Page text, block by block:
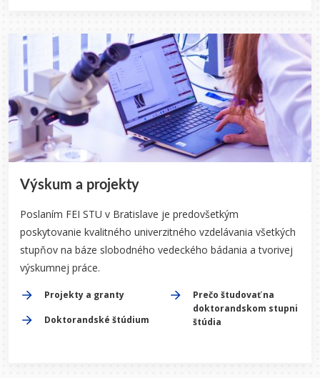
Výskum a projekty
Poslaním FEI STU v Bratislave je predovšetkým
poskytovanie kvalitného univerzitného vzdelávania všetkých
stupňov na báze slobodného vedeckého bádania a tvorivej
výskumnej práce.
Projekty a granty
Doktorandské štúdium
Prečo študovať na
doktorandskom stupni
štúdia